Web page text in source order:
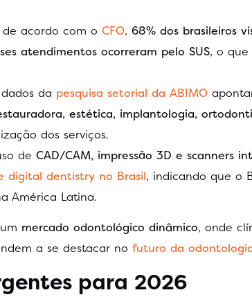
acordo com o CFO, 68% dos brasileiros
atendimentos ocorreram pelo SUS, o
dados da pesquisa setorial da ABIMO
estética, implantologia,
dos serviços.
de CAD/CAM, impressão 3D e scanners
digital dentistry no Brasil, indicando que o
América Latina.
mercado odontológico dinâmico, onde
a se destacar no futuro da
para 2026